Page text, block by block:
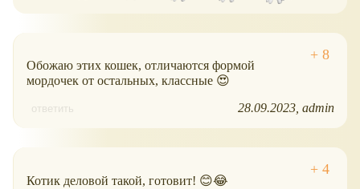
Обожаю этих кошек, отличаются формой
мордочек от остальных, классные 😍
ответить 28.09.2023 admin
Котик деловой такой, готовит! 😊😂